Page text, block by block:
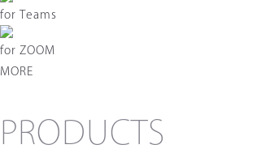
for Teams
for ZOOM
MORE
PRODUCTS